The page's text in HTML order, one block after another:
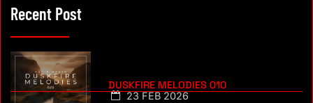
Recent Post
DUSKFIRE MELODIES 010
23 FEB 2026